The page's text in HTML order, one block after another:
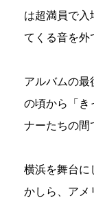
は超満員で入
てくる音を外
アルバムの最
の頃から「き
ナーたちの間
横浜を舞台に
かしら、アメ